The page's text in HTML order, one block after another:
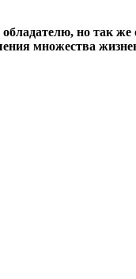
но так
множества